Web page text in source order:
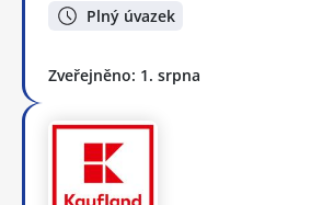
Plný úvazek
Zveřejněno: 1. srpna